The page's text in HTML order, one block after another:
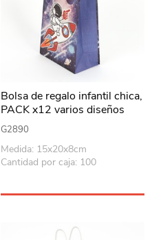
Bolsa de regalo infantil chica,
PACK x12 varios diseños
espacio
G2890
Medida: 15x20x8cm
Cantidad por caja: 100